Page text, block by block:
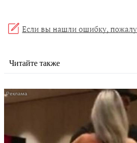
Читайте также